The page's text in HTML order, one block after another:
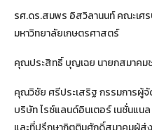
รศ.ดร.สมพร อิสวิลานนท์ คณะเศ
มหาวิทยาลัยเกษตรศาสตร์
คุณประสิทธิ์ บุญเฉย นายกสมาคมช
คุณวิชัย ศรีประเสริฐ กรรมการผู้
บริษัท ไรซ์แลนด์อินเตอร์ เนชั่นแน